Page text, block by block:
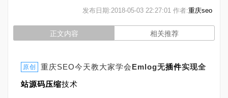
发布日期:2018-05-03 22:27:01 作者:重庆seo
正文内容 相关推荐
原创 重庆SEO今天教大家学会Emlog无插件实现全
站源码压缩技术